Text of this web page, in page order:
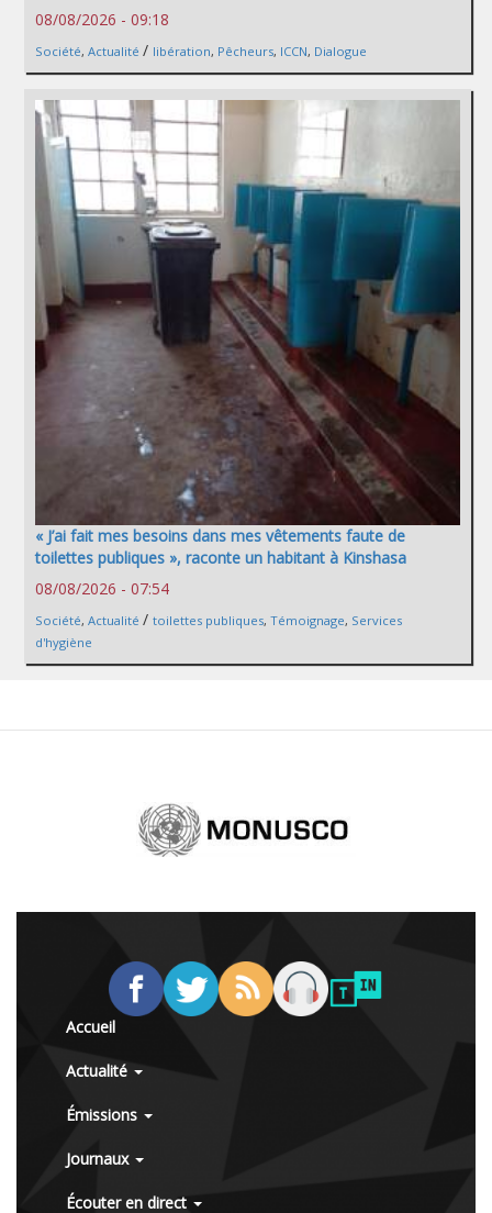
08/08/2026 - 09:18
Société, Actualité / libération, Pêcheurs, ICCN, Dialogue
« J’ai fait mes besoins dans mes vêtements faute de
toilettes publiques », raconte un habitant à Kinshasa
08/08/2026 - 07:54
Société, Actualité / toilettes publiques, Témoignage, Services
d'hygiène
Accueil
Actualité
Émissions
Journaux
Écouter en direct